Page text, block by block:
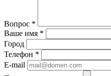
Вопрос *
Ваше имя *
Город
Телефон *
E-mail